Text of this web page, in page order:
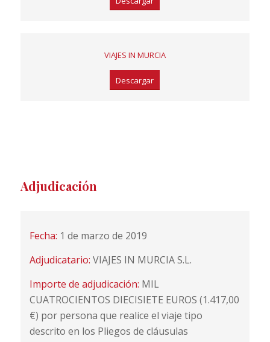
VIAJES IN MURCIA
Descargar
Adjudicación
Fecha: 1 de marzo de 2019
Adjudicatario: VIAJES IN MURCIA S.L.
Importe de adjudicación: MIL
CUATROCIENTOS DIECISIETE EUROS (1.417,00
€) por persona que realice el viaje tipo
descrito en los Pliegos de cláusulas